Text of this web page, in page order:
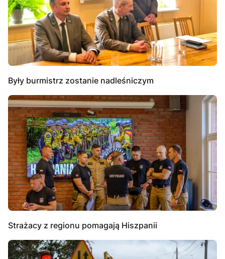
Były burmistrz zostanie nadleśniczym
Strażacy z regionu pomagają Hiszpanii